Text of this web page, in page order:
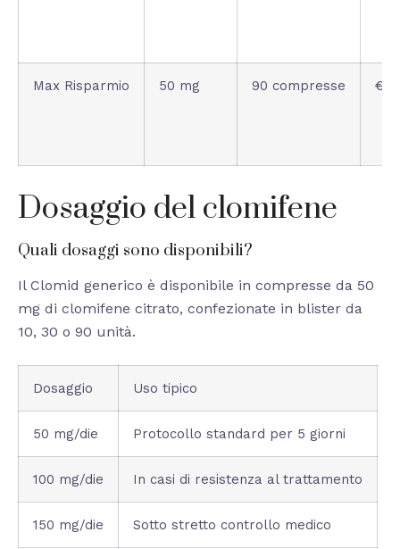
Max Risparmio 50 mg 90 compresse
Dosaggio del clomifene
Quali dosaggi sono disponibili?
Il Clomid generico è disponibile in compresse da 50
mg di clomifene citrato, confezionate in blister da
10, 30 o 90 unità.
Dosaggio Uso tipico
50 mg/die Protocollo standard per 5 giorni
100 mg/die In casi di resistenza al trattamento
150 mg/die Sotto stretto controllo medico